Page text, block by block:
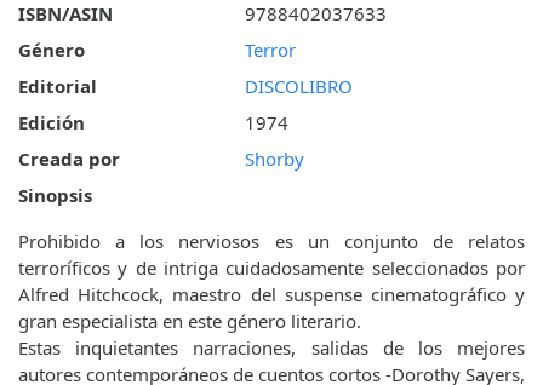
ISBN/ASIN
9788402037633
Género
Terror
Editorial
DISCOLIBRO
Edición
1974
Creada por
Shorby
Sinopsis
Prohibido a los nerviosos es un conjunto de relatos
terroríficos y de intriga cuidadosamente seleccionados por
Alfred Hitchcock, maestro del suspense cinematográfico y
gran especialista en este género literario.
Estas inquietantes narraciones, salidas de los mejores
autores contemporáneos de cuentos cortos -Dorothy Sayers,